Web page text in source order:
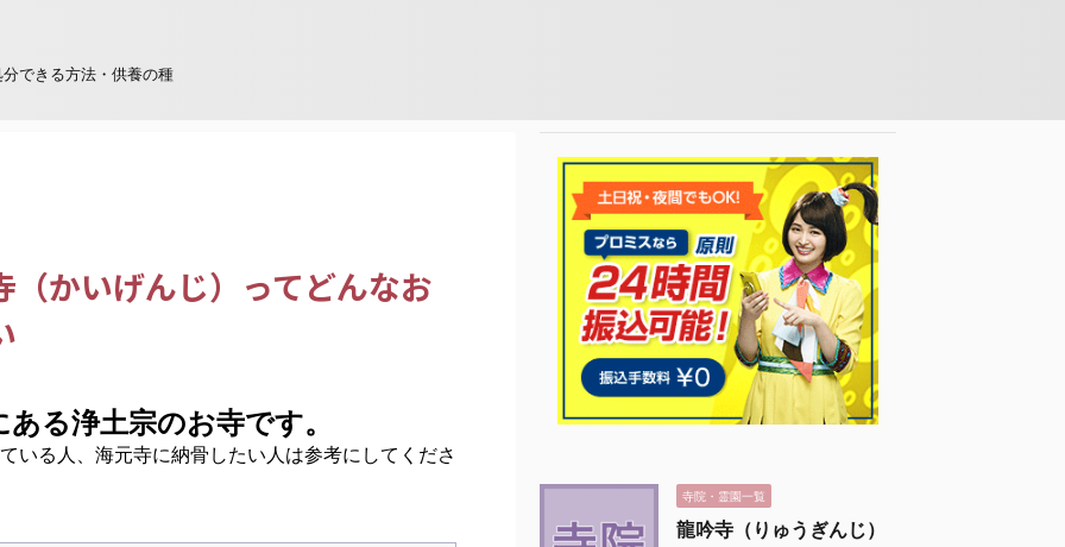
できる方法・供養の種
かいげんじ）ってどんなお
る浄土宗のお寺です。
いる人、海元寺に納骨したい人は参考にしてくださ
寺院・霊園一覧
龍吟寺（りゅうぎんじ）